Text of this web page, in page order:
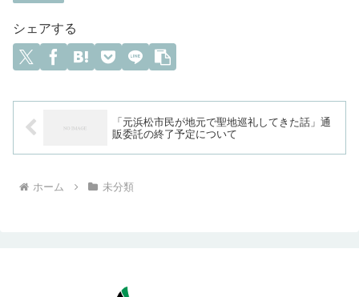
シェアする
「元浜松市民が地元で聖地巡礼してきた話」通
販委託の終了予定について
ホーム 未分類